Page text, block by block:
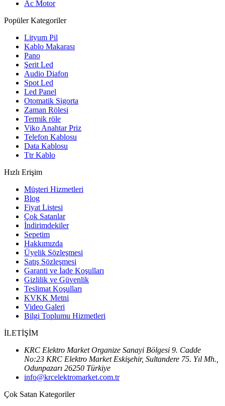
Ac Motor
Popüler Kategoriler
Lityum Pil
Kablo Makarası
Pano
Şerit Led
Audio Diafon
Spot Led
Led Panel
Otomatik Sigorta
Zaman Rölesi
Termik röle
Viko Anahtar Priz
Telefon Kablosu
Data Kablosu
Ttr Kablo
Hızlı Erişim
Müşteri Hizmetleri
Blog
Fiyat Listesi
Çok Satanlar
İndirimdekiler
Sepetim
Hakkımızda
Üyelik Sözleşmesi
Satış Sözleşmesi
Garanti ve İade Koşulları
Gizlilik ve Güvenlik
Teslimat Koşulları
KVKK Metni
Video Galeri
Bilgi Toplumu Hizmetleri
İLETİŞİM
KRC Elektro Market Organize Sanayi Bölgesi 9. Cadde
No:23 KRC Elektro Market Eskişehir, Sultandere 75. Yıl Mh.,
Odunpazarı 26250 Türkiye
info@krcelektromarket.com.tr
Çok Satan Kategoriler